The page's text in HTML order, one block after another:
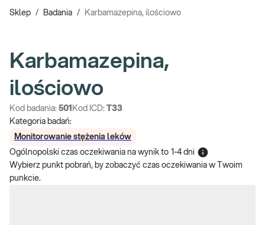
Sklep / Badania / Karbamazepina, ilościowo
Karbamazepina,
ilościowo
Kod badania: 501 Kod ICD:
T33
Kategoria badań:
Monitorowanie stężenia leków
Ogólnopolski czas oczekiwania na wynik to 1-4 dni
Wybierz punkt pobrań, by zobaczyć czas oczekiwania w Twoim
punkcie.